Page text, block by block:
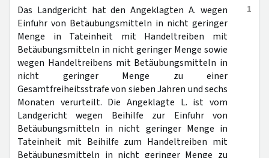
1
Das Landgericht hat den Angeklagten A. wegen
Einfuhr von Betäubungsmitteln in nicht geringer
Menge in Tateinheit mit Handeltreiben mit
Betäubungsmitteln in nicht geringer Menge sowie
wegen Handeltreibens mit Betäubungsmitteln in
nicht geringer Menge zu einer
Gesamtfreiheitsstrafe von sieben Jahren und sechs
Monaten verurteilt. Die Angeklagte L. ist vom
Landgericht wegen Beihilfe zur Einfuhr von
Betäubungsmitteln in nicht geringer Menge in
Tateinheit mit Beihilfe zum Handeltreiben mit
Betäubungsmitteln in nicht geringer Menge zu